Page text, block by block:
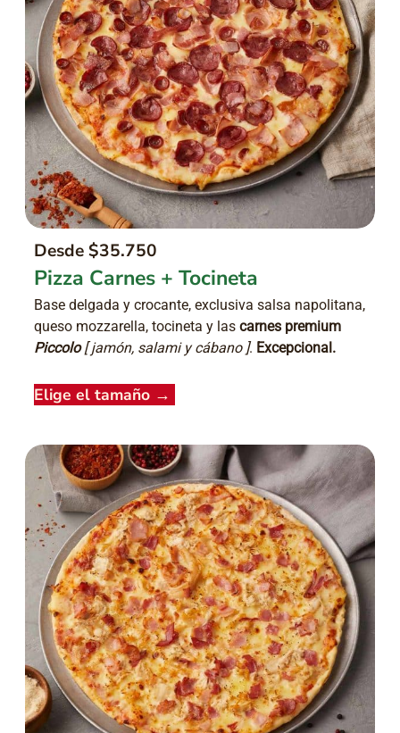
Desde $35.750
Pizza Carnes + Tocineta
Base delgada y crocante, exclusiva salsa napolitana,
queso mozzarella, tocineta y lascarnes premium
Piccolo[ jamón, salami y cábano ]. Excepcional.
Elige el tamaño →